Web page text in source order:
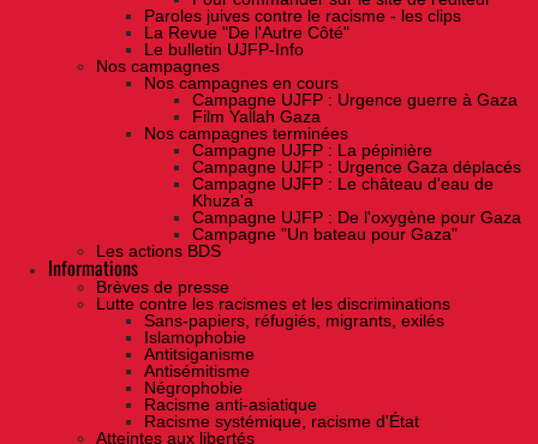
Paroles juives contre le racisme - les clips
La Revue "De l'Autre Côté"
Le bulletin UJFP-Info
Nos campagnes
Nos campagnes en cours
Campagne UJFP : Urgence guerre à Gaza
Film Yallah Gaza
Nos campagnes terminées
Campagne UJFP : La pépinière
Campagne UJFP : Urgence Gaza déplacés
Campagne UJFP : Le château d'eau de
Khuza'a
Campagne UJFP : De l'oxygène pour Gaza
Campagne "Un bateau pour Gaza"
Les actions BDS
Informations
Brèves de presse
Lutte contre les racismes et les discriminations
Sans-papiers, réfugiés, migrants, exilés
Islamophobie
Antitsiganisme
Antisémitisme
Négrophobie
Racisme anti-asiatique
Racisme systémique, racisme d'État
Atteintes aux libertés